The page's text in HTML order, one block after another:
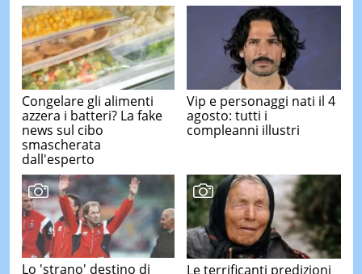
Congelare gli alimenti
azzera i batteri? La fake
news sul cibo
smascherata
dall'esperto
Vip e personaggi nati il 4
agosto: tutti i
compleanni illustri
Lo 'strano' destino di
Le terrificanti predizioni